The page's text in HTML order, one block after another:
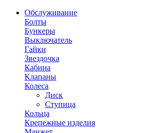
Обслуживание
Болты
Бункеры
Выключатель
Гайки
Звездочка
Кабина
Клапаны
Колеса
Диск
Ступица
Кольца
Крепежные изделия